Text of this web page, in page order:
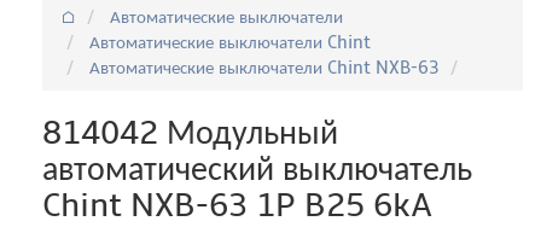
⌂
Автоматические выключатели
Автоматические выключатели Chint
Автоматические выключатели Chint NXB-63
814042 Модульный
автоматический выключатель
Chint NXB-63 1P B25 6kA